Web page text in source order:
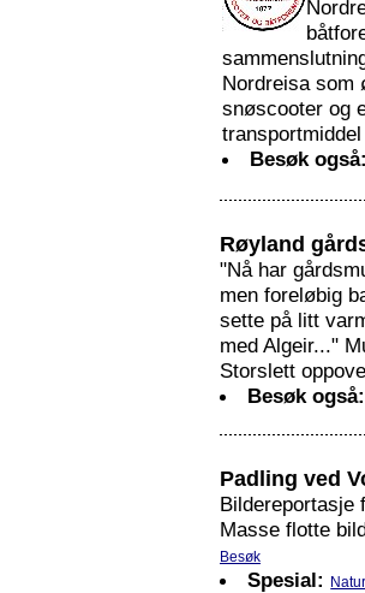
Nordreisa som
snøscooter og
Besøk også:
Røyland
"Nå har
men foreløbig
sette på litt
med Algeir..."
Storslett
Besøk også:
Padling ved
Bildereportasje
Masse flotte
Besøk
Spesial: